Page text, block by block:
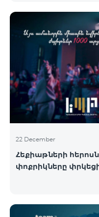
Վաճառքի և
հասցե 30/12/2023 31/
Ամիրյան Ամիրյան
24:00 10:00-20:00
Հյուսիսային
տարածք 1/2 09:00-
12:00-21:00
22 December
Հեքիաթների
փոքրիկները